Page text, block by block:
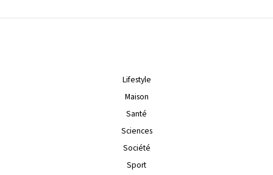
Lifestyle
Maison
Santé
Sciences
Société
Sport